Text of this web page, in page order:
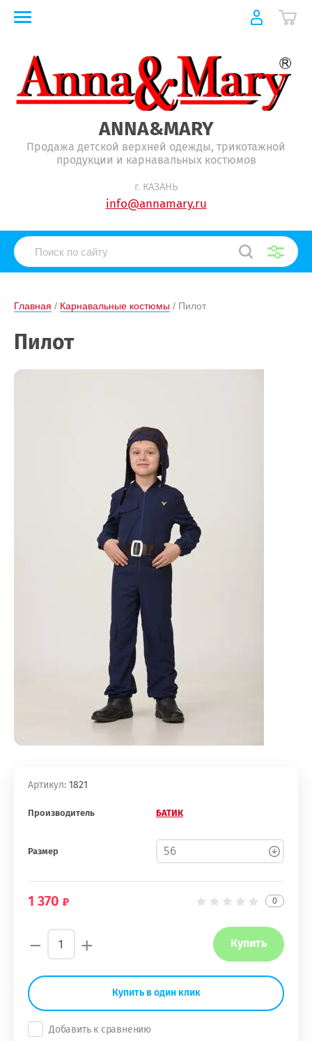
ANNA&MARY
Продажа детской верхней одежды, трикотажной
продукции и карнавальных костюмов
г. КАЗАНЬ
info@annamary.ru
Главная / Карнавальные костюмы / Пилот
Пилот
Артикул: 1821
Производитель БАТИК
Размер
1 370 0
− + Купить
Купить в один клик
Добавить к сравнению